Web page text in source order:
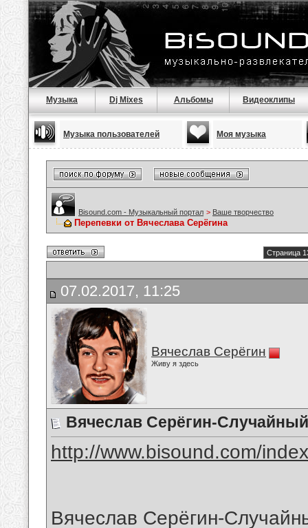
Музыка Dj Mixes Альбомы Видеоклипы
Музыка пользователей Моя музыка
Bisound.com - Музыкальный портал > Ваше творчество
Перепевки от Вячеслава Серёгина
Страница
07.02.2017, 11:25
Вячеслав Серёгин
Живу я здесь
Вячеслав Серёгин-
http://www.bisound.com/
Вячеслав Серёгин-